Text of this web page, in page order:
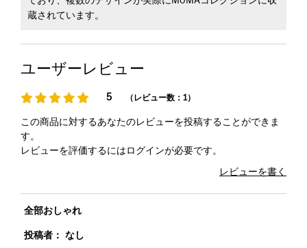
蔵されています。
ユーザーレビュー
5 （レビュー数：1）
この商品に対するあなたのレビューを投稿することができま
す。
レビューを評価するには ログインが必要です。
レビューを書く
全部おしゃれ
投稿者：
なし